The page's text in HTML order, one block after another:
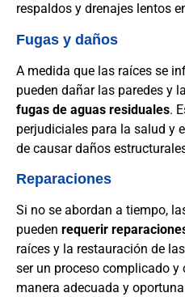
respaldos y drenajes lentos
Fugas y daños
A medida que las raíces se
pueden dañar las paredes y
fugas de aguas residuales.
perjudiciales para la salud y
de causar daños
Reparaciones
Si no se abordan a tiempo,
pueden requerir
raíces y la restauración de
ser un proceso complicado y
manera adecuada y